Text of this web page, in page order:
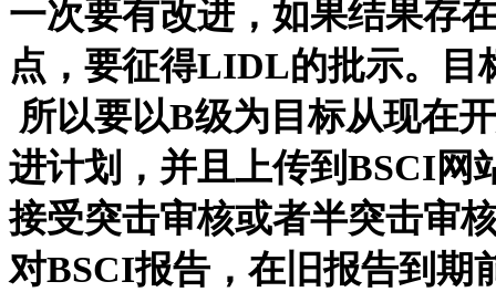
一次要有改进，如果结果存
点，要征得LIDL的批示。
所以要以B级为目标从现在
进计划，并且上传到BSCI
接受突击审核或者半突击审
对BSCI报告，在旧报告到期